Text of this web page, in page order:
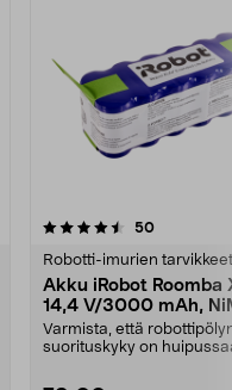
50arvostelut
Robotti-imurien tarvikkeet
Akku iRobot Roomba
14,4 V/3000 mAh,
Varmista, että
suorituskyky on
4.0viidestä